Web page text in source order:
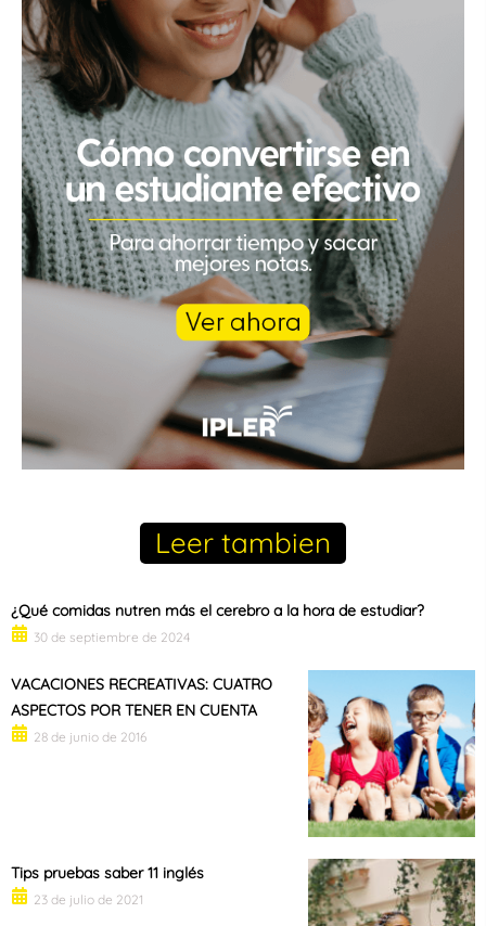
Leer tambien
¿Qué comidas nutren más el cerebro a la hora de estudiar?
30 de septiembre de 2024
VACACIONES RECREATIVAS: CUATRO
ASPECTOS POR TENER EN CUENTA
28 de junio de 2016
Tips pruebas saber 11 inglés
23 de julio de 2021